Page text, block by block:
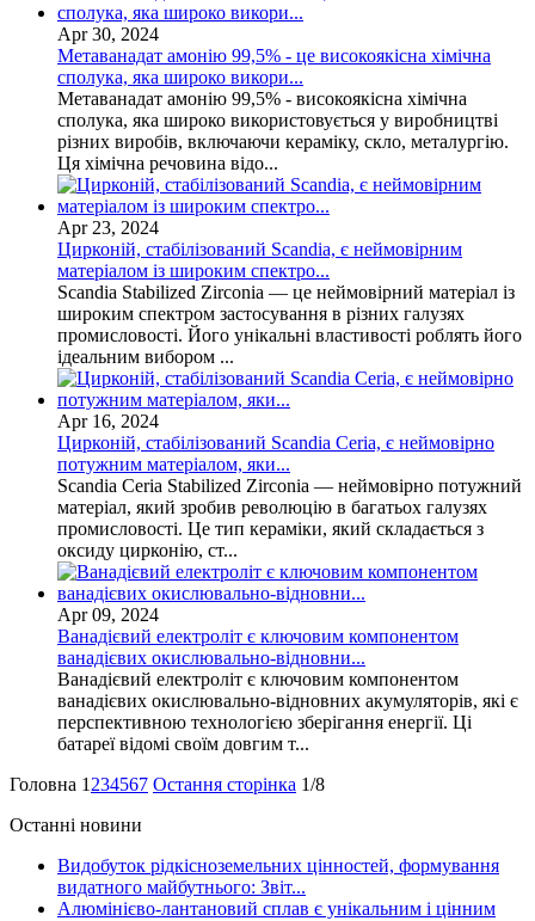
Apr 30, 2024
Метаванадат амонію 99,5% - це високоякісна хімічна
сполука, яка широко викори...
Метаванадат амонію 99,5% - високоякісна хімічна
сполука, яка широко використовується у виробництві
різних виробів, включаючи кераміку, скло, металургію.
Ця хімічна речовина відо...
Apr 23, 2024
Цирконій, стабілізований Scandia, є неймовірним
матеріалом із широким спектро...
Scandia Stabilized Zirconia — це неймовірний матеріал із
широким спектром застосування в різних галузях
промисловості. Його унікальні властивості роблять його
ідеальним вибором ...
Apr 16, 2024
Цирконій, стабілізований Scandia Ceria, є неймовірно
потужним матеріалом, яки...
Scandia Ceria Stabilized Zirconia — неймовірно потужний
матеріал, який зробив революцію в багатьох галузях
промисловості. Це тип кераміки, який складається з
оксиду цирконію, ст...
Apr 09, 2024
Ванадієвий електроліт є ключовим компонентом
ванадієвих окислювально-відновни...
Ванадієвий електроліт є ключовим компонентом
ванадієвих окислювально-відновних акумуляторів, які є
перспективною технологією зберігання енергії. Ці
батареї відомі своїм довгим т...
Головна 1 234567 Остання сторінка 1/8
Останні новини
Видобуток рідкісноземельних цінностей, формування
видатного майбутнього: Звіт...
Алюмінієво-лантановий сплав є унікальним і цінним